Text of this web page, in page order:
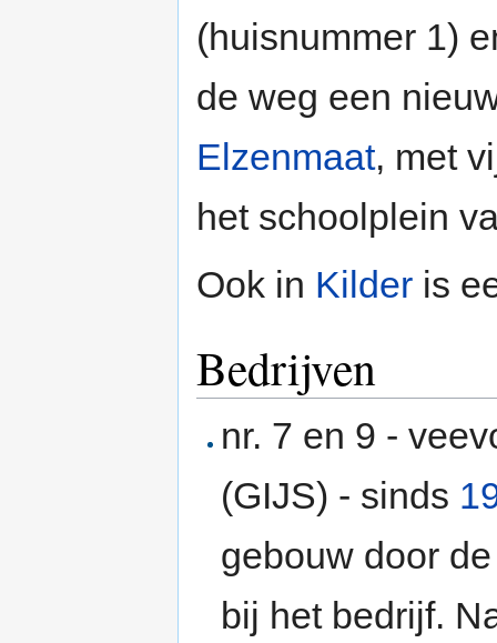
(huisnummer 1)
de weg een
Elzenmaat, met
het schoolplein
Ook in Kilder is
Bedrijven
nr. 7 en 9 -
(GIJS) - sinds
gebouw door
bij het bedrijf.